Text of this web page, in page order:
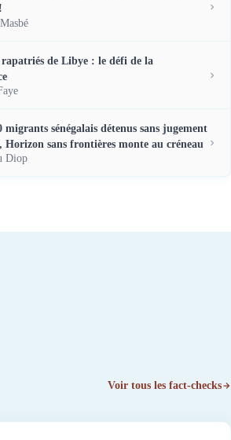
rapatriés de Libye : le défi de la
migrants sénégalais détenus sans jugement
Horizon sans frontières monte au créneau
Diop
Voir tous les fact-checks